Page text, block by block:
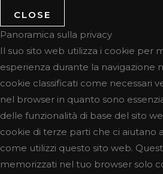
CLOSE
Panoramica sulla privacy
Il suo sito web utilizza i cookie per
esperienza durante la navigazione
cookie classificati come necessari
nel browser in quanto sono
delle funzionalità di base del sito
cookie di terze parti che ci aiutano
come utilizzi questo sito web.
memorizzati nel tuo browser solo